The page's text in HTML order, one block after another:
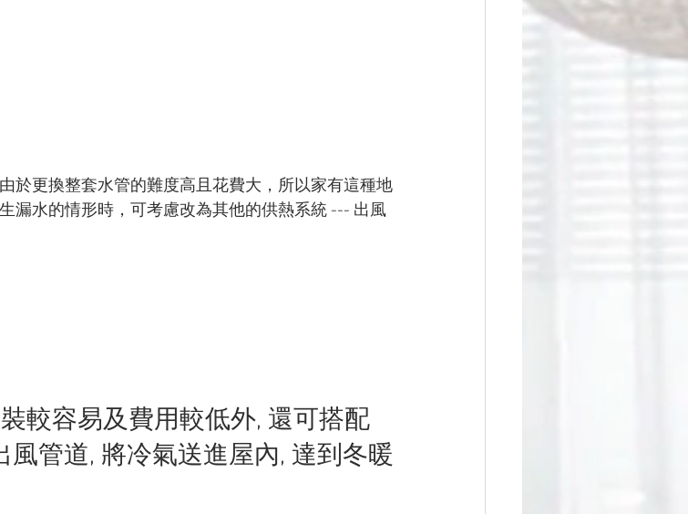
於更換整套水管的難度高且花費大，所以家有這種地
漏水的情形時，可考慮改為其他的供熱系統 --- 出風
較容易及費用較低外, 還可搭配
管道, 將冷氣送進屋內, 達到冬暖